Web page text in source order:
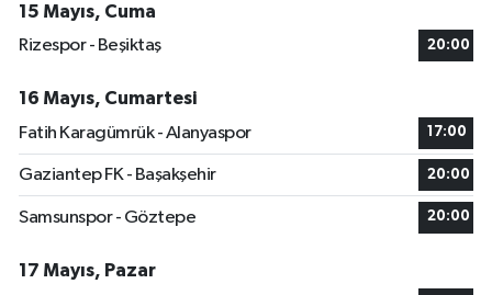
15 Mayıs, Cuma
Rizespor - Beşiktaş
20:00
16 Mayıs, Cumartesi
Fatih Karagümrük - Alanyaspor
17:00
Gaziantep FK - Başakşehir 20:00
Samsunspor - Göztepe 20:00
17 Mayıs, Pazar